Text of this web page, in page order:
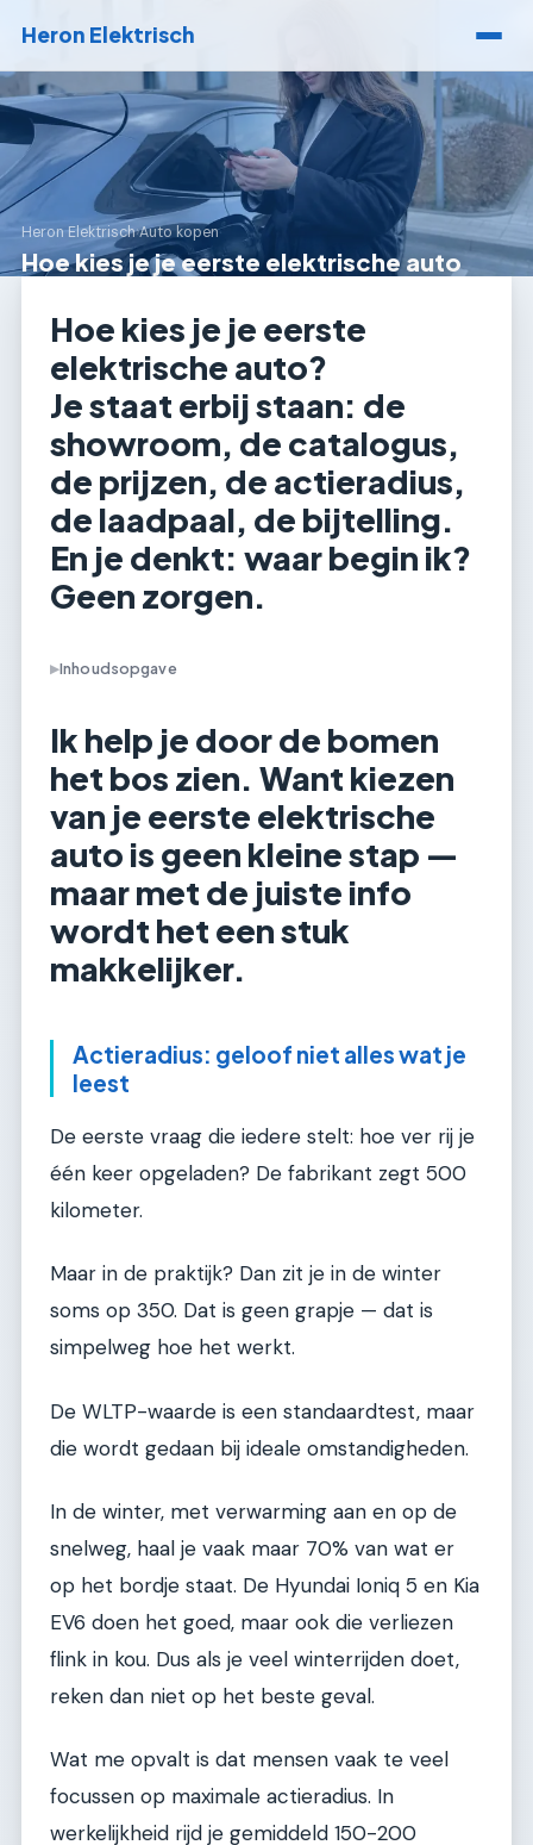
Heron Elektrisch
Heron Elektrisch›Auto kopen
Hoe kies je je eerste elektrische auto
Hoe kies je je eerste
elektrische auto?
Je staat erbij staan: de
showroom, de catalogus,
de prijzen, de actieradius,
de laadpaal, de bijtelling.
En je denkt: waar begin ik?
Geen zorgen.
▶Inhoudsopgave
Ik help je door de bomen
het bos zien. Want kiezen
van je eerste elektrische
auto is geen kleine stap —
maar met de juiste info
wordt het een stuk
makkelijker.
Actieradius: geloof niet alles wat je
leest
De eerste vraag die iedere stelt: hoe ver rij je
één keer opgeladen? De fabrikant zegt 500
kilometer.
Maar in de praktijk? Dan zit je in de winter
soms op 350. Dat is geen grapje — dat is
simpelweg hoe het werkt.
De WLTP-waarde is een standaardtest, maar
die wordt gedaan bij ideale omstandigheden.
In de winter, met verwarming aan en op de
snelweg, haal je vaak maar 70% van wat er
op het bordje staat. De Hyundai Ioniq 5 en Kia
EV6 doen het goed, maar ook die verliezen
flink in kou. Dus als je veel winterrijden doet,
reken dan niet op het beste geval.
Wat me opvalt is dat mensen vaak te veel
focussen op maximale actieradius. In
werkelijkheid rijd je gemiddeld 150-200